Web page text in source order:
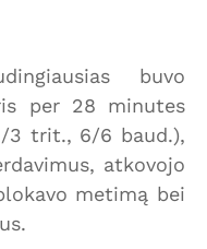
buvo
per 28 minutes
3 trit., 6/6 baud.),
atkovojo
metimą bei